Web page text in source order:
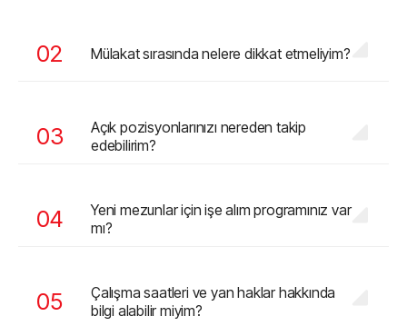
Mülakat sırasında nelere dikkat etmeliyim?
Açık pozisyonlarınızı nereden takip
edebilirim?
Yeni mezunlar için işe alım programınız var
mı?
Çalışma saatleri ve yan haklar hakkında
bilgi alabilir miyim?